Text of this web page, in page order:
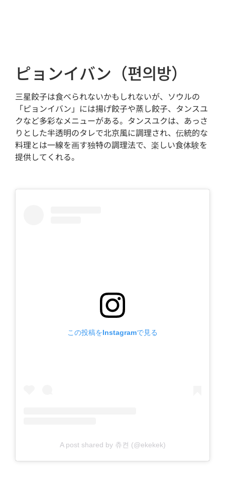
ピョンイバン（편의방）
三星餃子は食べられないかもしれないが、ソウルの
「ピョンイバン」には揚げ餃子や蒸し餃子、タンスユ
クなど多彩なメニューがある。タンスユクは、あっさ
りとした半透明のタレで北京風に調理され、伝統的な
料理とは一線を画す独特の調理法で、楽しい食体験を
提供してくれる。
この投稿をInstagramで見る
A post shared by 츄켠 (@ekekek)